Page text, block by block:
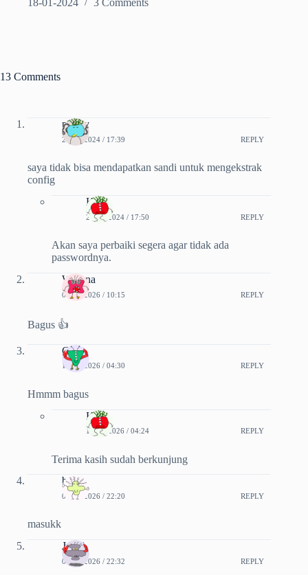
18-01-2024
3 Comments
13 Comments
pakriy
27-09-2024 / 17:39 REPLY
saya tidak bisa mendapatkan sandi untuk mengekstrak
config
Kiki
27-09-2024 / 17:50 REPLY
Akan saya perbaiki segera agar tidak ada
passwordnya.
Wiguna
08-02-2026 / 10:15 REPLY
Bagus 👍
Gak.
13-03-2026 / 04:30 REPLY
Hmmm bagus
Kiki
15-03-2026 / 04:24 REPLY
Terima kasih sudah berkunjung
bara
01-07-2026 / 22:20 REPLY
masukk
Jamil
07-07-2026 / 22:32 REPLY